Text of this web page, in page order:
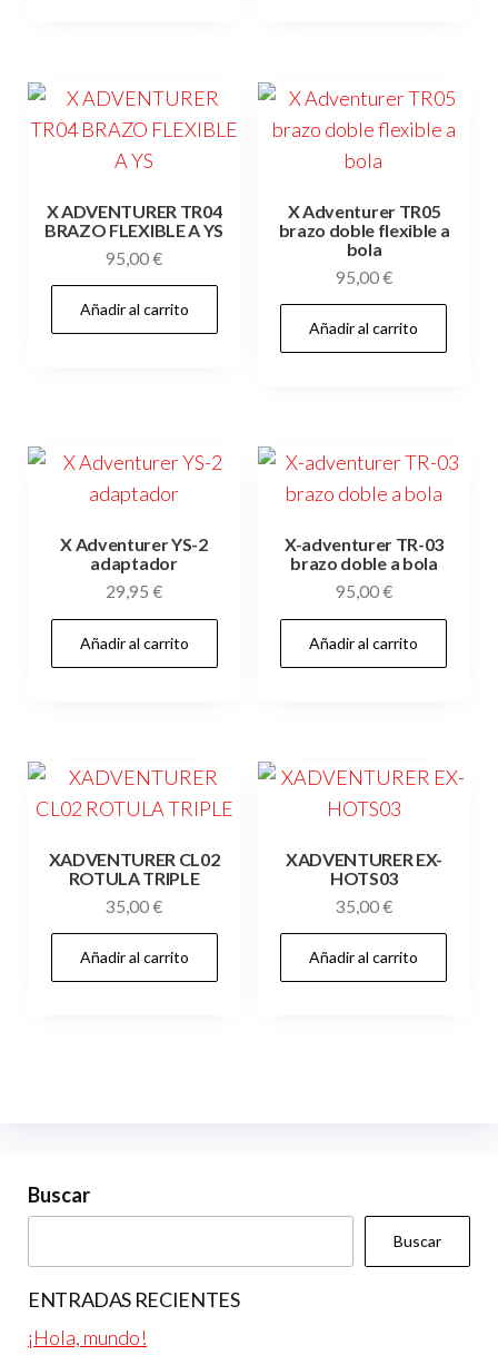
X ADVENTURER TR04
BRAZO FLEXIBLE A YS
95,00€
Añadir al carrito
X Adventurer TR05
brazo doble flexible a
bola
95,00€
Añadir al carrito
X Adventurer YS-2
adaptador
29,95€
Añadir al carrito
X-adventurer TR-03
brazo doble a bola
95,00€
Añadir al carrito
XADVENTURER CL02
ROTULA TRIPLE
35,00€
Añadir al carrito
XADVENTURER EX-
HOTS03
35,00€
Añadir al carrito
Buscar
Buscar
ENTRADAS RECIENTES
¡Hola, mundo!